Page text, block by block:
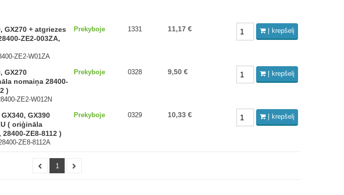
GX270 + atgriezes
ZE2-003ZA,
ZE2-W01ZA
Prekyboje 1331 11,17 € Į krepšelį
GX270
nomaiņa 28400-
)
ZE2-W012N
Prekyboje 0328 9,50 € Į krepšelį
GX390
( oriģināla
ZE8-8112 )
ZE8-8112A
Prekyboje 0329 10,33 € Į krepšelį
1